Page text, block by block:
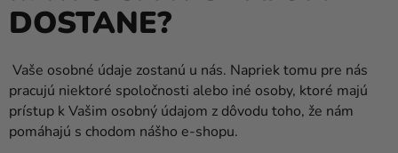
DOSTANE?
Vaše osobné údaje zostanú u nás. Napriek tomu pre nás
pracujú niektoré spoločnosti alebo iné osoby, ktoré majú
prístup k Vašim osobný údajom z dôvodu toho, že nám
pomáhajú s chodom nášho e-shopu.